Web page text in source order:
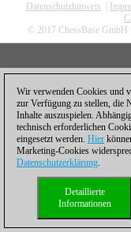
Datenschutzhinweis
© 2017 ChessBase GmbH
Wir verwenden Cookies und
zur Verfügung zu stellen, die
Inhalte auszuspielen.
technisch erforderlichen
eingesetzt werden. Hier
Marketing-Cookies
Datenschutzerklärung.
Detaillierte
Informationen